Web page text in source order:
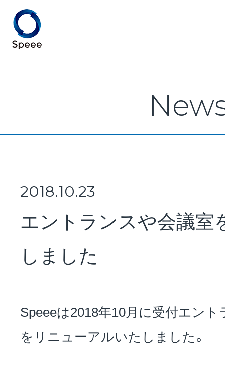
Speeeとは
NEWS
採用情報
2018.10.23
エントランスや会議室
しました
Speeeは2018年10月に受付エン
をリニューアルいたしました。